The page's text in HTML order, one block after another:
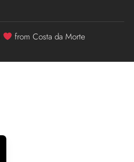
from Costa da Morte